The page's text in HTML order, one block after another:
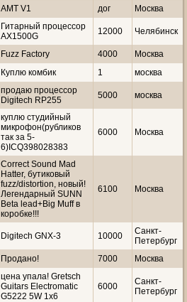
AMT V1 дог Москва
Гитарный процессор
AX1500G
12000 Челябинск
Fuzz Factory 4000
Москва
Куплю комбик 1 москва
продаю процессор
Digitech RP255
5000 москва
куплю студийный
микрофон(рубликов
так за 5-
6)ICQ398028383
6000 Москва
Correct Sound Mad
Hatter, бутиковый
fuzz/distortion, новый!
Легендарный SUNN
Beta lead+Big Muff в
коробке!!!
6100 Москва
Digitech GNX-3 10000
Санкт-
Петербург
Продано! 7000 Москва
цена упала! Gretsch
Guitars Electromatic
G5222 5W 1x6
6000
Санкт-
Петербург